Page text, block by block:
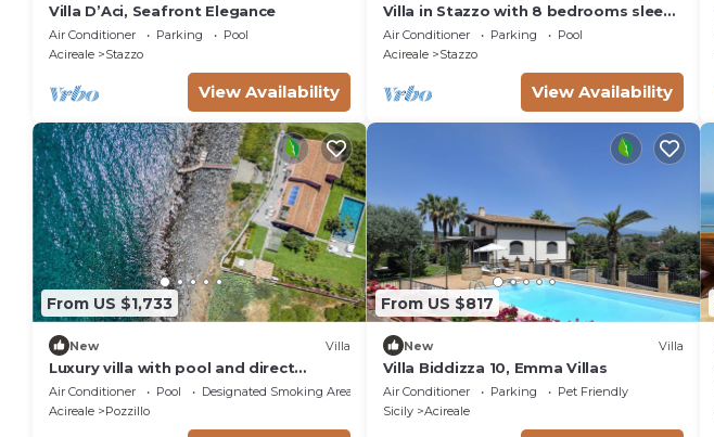
Villa D’Aci, Seafront Elegance
Air Conditioner Parking
Pool
Acireale
Stazzo
View Availability
Villa in Stazzo with 8 bedrooms sleeps
16
Air Conditioner Parking
Pool
Acireale
Stazzo
View Availability
From US $1,733
New Villa
Luxury villa with pool and direct
access to the sea, Pozzillo
Air Conditioner Pool
Designated Smoking Area
Acireale
Pozzillo
From US $817
New Villa
Villa Biddizza 10, Emma Villas
Air Conditioner Parking
Pet Friendly
Sicily
Acireale